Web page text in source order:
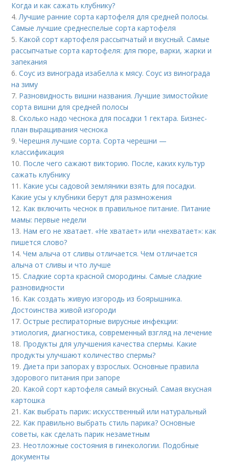
Когда и как сажать клубнику?
4.Лучшие ранние сорта картофеля для средней полосы.
Самые лучшие среднеспелые сорта картофеля
5. Какой сорт картофеля рассыпчатый и вкусный. Самые
рассыпчатые сорта картофеля: для пюре, варки, жарки и
запекания
6.Соус из винограда изабелла к мясу. Соус из винограда
на зиму
7. Разновидность вишни названия. Лучшие зимостойкие
сорта вишни для средней полосы
8.Сколько надо чеснока для посадки 1 гектара. Бизнес-
план выращивания чеснока
9.Черешня лучшие сорта. Сорта черешни —
классификация
10. После чего сажают викторию. После, каких культур
сажать клубнику
11. Какие усы садовой земляники взять для посадки.
Какие усы у клубники берут для размножения
12. Как включить чеснок в правильное питание. Питание
мамы: первые недели
13. Нам его не хватает. «Не хватает» или «нехватает»: как
пишется слово?
14.Чем алыча от сливы отличается. Чем отличается
алыча от сливы и что лучше
15.Сладкие сорта красной смородины. Самые сладкие
разновидности
16. Как создать живую изгородь из боярышника.
Достоинства живой изгороди
17.Острые респираторные вирусные инфекции:
этиология, диагностика, современный взгляд на лечение
18. Продукты для улучшения качества спермы. Какие
продукты улучшают количество спермы?
19.Диета при запорах у взрослых. Основные правила
здорового питания при запоре
20. Какой сорт картофеля самый вкусный. Самая вкусная
картошка
21. Как выбрать парик: искусственный или натуральный
22. Как правильно выбрать стиль парика? Основные
советы, как сделать парик незаметным
23. Неотложные состояния в гинекологии. Подобные
документы